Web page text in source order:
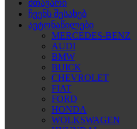
მთავარი
ჩვენს შესახებ
ავტონაწილები
MERCEDES-BENZ
AUDI
BMW
BUICK
CHEVROLET
FIAT
FORD
HONDA
WOLKSWAGEN